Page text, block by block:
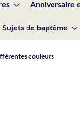
Anniversaire
Sujets de baptême
couleurs